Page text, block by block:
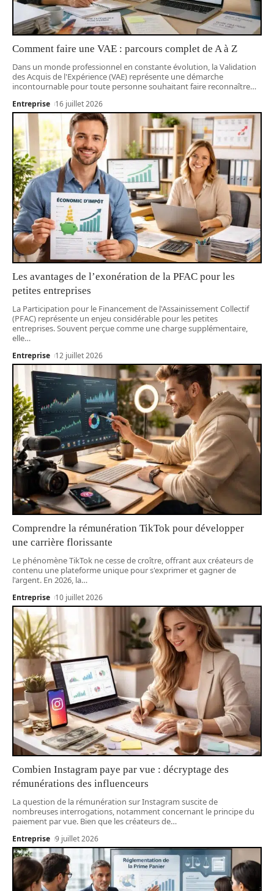
Comment faire une VAE : parcours complet de A à Z
Dans un monde professionnel en constante évolution, la Validation
des Acquis de l'Expérience (VAE) représente une démarche
incontournable pour toute personne souhaitant faire reconnaître…
Entreprise 16 juillet 2026
Les avantages de l’exonération de la PFAC pour les
petites entreprises
La Participation pour le Financement de l'Assainissement Collectif
(PFAC) représente un enjeu considérable pour les petites
entreprises. Souvent perçue comme une charge supplémentaire,
elle…
Entreprise 12 juillet 2026
Comprendre la rémunération TikTok pour développer
une carrière florissante
Le phénomène TikTok ne cesse de croître, offrant aux créateurs de
contenu une plateforme unique pour s'exprimer et gagner de
l'argent. En 2026, la…
Entreprise 10 juillet 2026
Combien Instagram paye par vue : décryptage des
rémunérations des influenceurs
La question de la rémunération sur Instagram suscite de
nombreuses interrogations, notamment concernant le principe du
paiement par vue. Bien que les créateurs de…
Entreprise 9 juillet 2026